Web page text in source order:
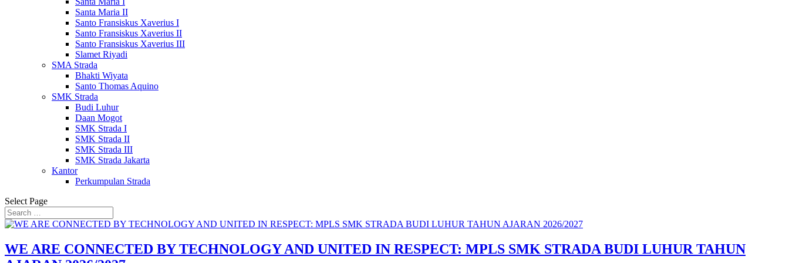
Santa Maria II
Santo Fransiskus Xaverius I
Santo Fransiskus Xaverius II
Santo Fransiskus Xaverius III
Slamet Riyadi
SMA Strada
Bhakti Wiyata
Santo Thomas Aquino
SMK Strada
Budi Luhur
Daan Mogot
SMK Strada I
SMK Strada II
SMK Strada III
SMK Strada Jakarta
Kantor
Perkumpulan Strada
Select Page
WE ARE CONNECTED BY TECHNOLOGY AND UNITED IN RESPECT: MPLS SMK STRADA BUDI LUHUR TAHUN